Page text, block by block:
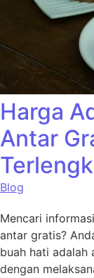
Harga
Antar
Blog
Mencari
antar gratis?
buah hati adalah
dengan